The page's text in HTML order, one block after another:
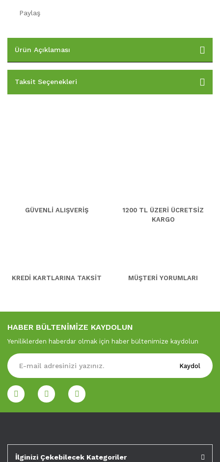
Paylaş
Ürün Açıklaması
Taksit Seçenekleri
GÜVENLİ ALIŞVERİŞ
1200 TL ÜZERİ ÜCRETSİZ
KARGO
KREDİ KARTLARINA TAKSİT MÜŞTERİ YORUMLARI
HABER BÜLTENİMİZE KAYDOLUN
Yeniliklerden haberdar olmak için haber bültenimize kaydolun
Kaydol
İlginizi Çekebilecek Kategoriler